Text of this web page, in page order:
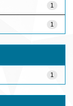
1
1
1